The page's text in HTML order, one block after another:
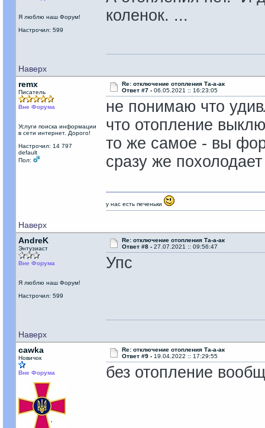
Я люблю наш Форум!
Настрочил: 599
коленок. ...
Наверх
remx
Писатель
Вне Форума
Услуги поиска информации
в сети интернет. Дорого!
Настрочил: 14 797
default
Пол:
Re: отключение отопления Та-а-ак
Ответ #7 - 06.05.2021 :: 16:23:05
не понимаю что
что отопление
то же самое - вы
сразу же
Наверх
у нас есть печеньки
AndreK
Энтузиаст
Вне Форума
Я люблю наш Форум!
Настрочил: 599
Re: отключение отопления Та-а-ак
Ответ #8 - 27.07.2021 :: 09:56:47
Упс
Наверх
cawka
Новичок
Вне Форума
Re: отключение отопления Та-а-ак
Ответ #9 - 19.04.2022 :: 17:29:55
без отопление